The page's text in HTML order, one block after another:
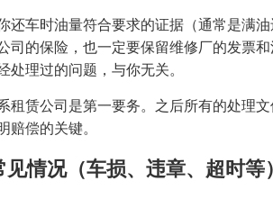
还车时油量符合要求的证据（通常是满
司的保险，也一定要保留维修厂的发票
理过的问题，与你无关。
租赁公司是第一要务。之后所有的处理
偿的关键。
情况（车损、违章、超时等）